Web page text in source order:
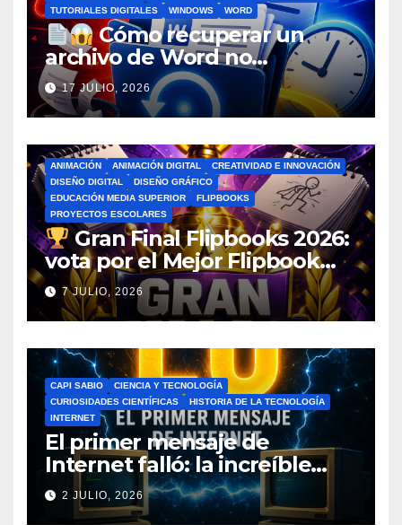
TUTORIALES DIGITALES
WINDOWS WORD
Cómo recuperar un
archivo de Word no
guardado antes de entrar en
pánico
17 JULIO, 2026
ANIMACIÓN ANIMACIÓN DIGITAL
CREATIVIDAD E INNOVACIÓN
DISEÑO DIGITAL
DISEÑO GRÁFICO
EDUCACIÓN MEDIA SUPERIOR
FLIPBOOKS
PROYECTOS ESCOLARES
Gran Final Flipbooks 2026:
vota por el Mejor Flipbook
del Ciclo Escolar
7 JULIO, 2026
CAPI SABIO
CIENCIA Y TECNOLOGÍA
CURIOSIDADES CIENTÍFICAS
HISTORIA DE LA TECNOLOGÍA
INTERNET
El primer mensaje de
Internet falló: la increíble
historia de ARPANET que
cambió el mundo
2 JULIO, 2026